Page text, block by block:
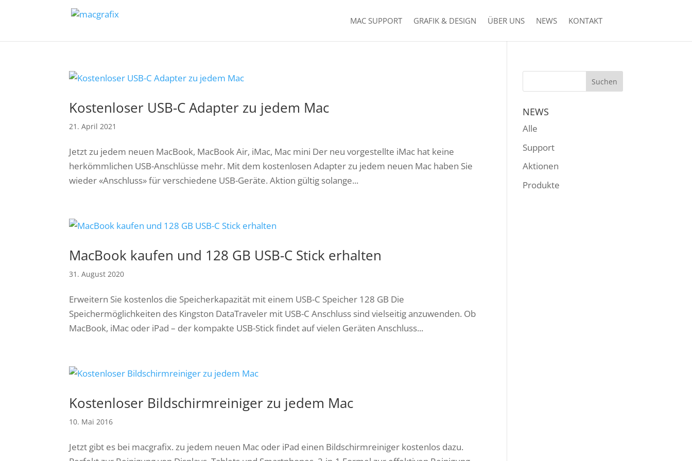
MAC SUPPORT GRAFIK & DESIGN ÜBER UNS NEWS KONTAKT
Kostenloser USB-C Adapter zu jedem Mac
21. April 2021
Jetzt zu jedem neuen MacBook, MacBook Air, iMac, Mac mini Der neu vorgestellte iMac hat keine
herkömmlichen USB-Anschlüsse mehr. Mit dem kostenlosen Adapter zu jedem neuen Mac haben Sie
wieder «Anschluss» für verschiedene USB-Geräte. Aktion gültig solange...
MacBook kaufen und 128 GB USB-C Stick erhalten
31. August 2020
Erweitern Sie kostenlos die Speicherkapazität mit einem USB-C Speicher 128 GB Die
Speichermöglichkeiten des Kingston DataTraveler mit USB-C Anschluss sind vielseitig anzuwenden. Ob
MacBook, iMac oder iPad – der kompakte USB-Stick findet auf vielen Geräten Anschluss...
Kostenloser Bildschirmreiniger zu jedem Mac
10. Mai 2016
Jetzt gibt es bei macgrafix. zu jedem neuen Mac oder iPad einen Bildschirmreiniger kostenlos dazu.
NEWS
Alle
Support
Aktionen
Produkte